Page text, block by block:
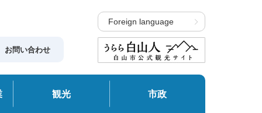
お問い合わせ
Foreign language
観光 市政